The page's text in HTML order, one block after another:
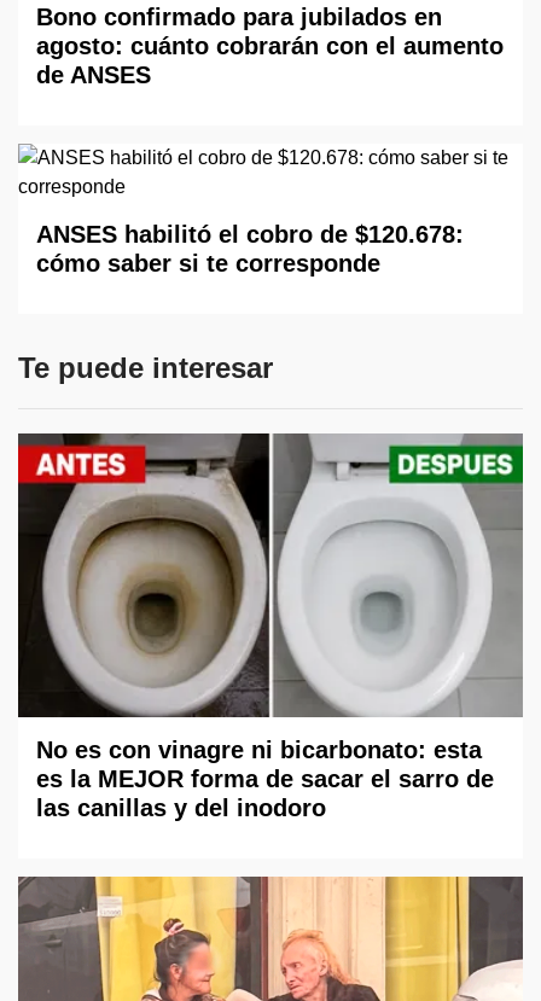
Bono confirmado para jubilados en
agosto: cuánto cobrarán con el aumento
de ANSES
ANSES habilitó el cobro de $120.678:
cómo saber si te corresponde
Te puede interesar
No es con vinagre ni bicarbonato: esta
es la MEJOR forma de sacar el sarro de
las canillas y del inodoro